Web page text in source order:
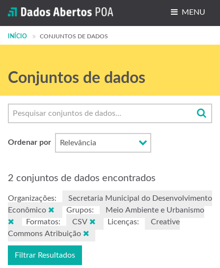
MENU
Conjuntos de dados
Grupos
Sobre
INÍCIO CONJUNTOS DE DADOS
Conjuntos de dados
Ordenar por
2 conjuntos de dados encontrados
Organizações:
Secretaria Municipal do Desenvolvimento
Econômico
Grupos:
Meio Ambiente e Urbanismo
Formatos:
CSV Licenças:
Creative
Commons Atribuição
Filtrar Resultados